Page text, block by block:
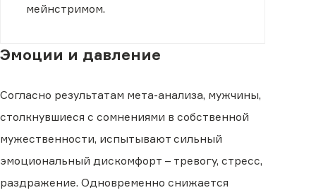
мейнстримом.
Эмоции и давление
Согласно результатам мета-анализа, мужчины,
столкнувшиеся с сомнениями в собственной
мужественности, испытывают сильный
эмоциональный дискомфорт – тревогу, стресс,
раздражение. Одновременно снижается